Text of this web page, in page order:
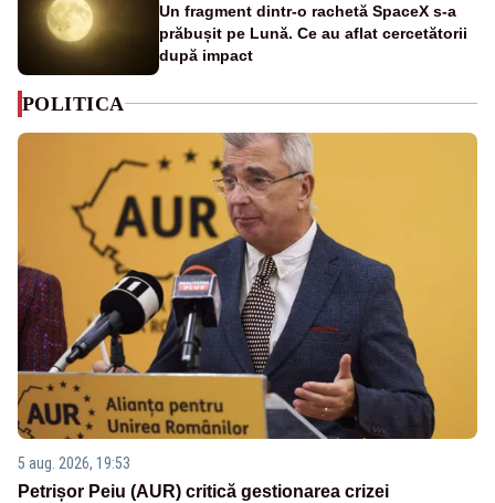
Un fragment dintr-o rachetă SpaceX s-a
prăbușit pe Lună. Ce au aflat cercetătorii
după impact
POLITICA
5 aug. 2026, 19:53
Petrișor Peiu (AUR) critică gestionarea crizei